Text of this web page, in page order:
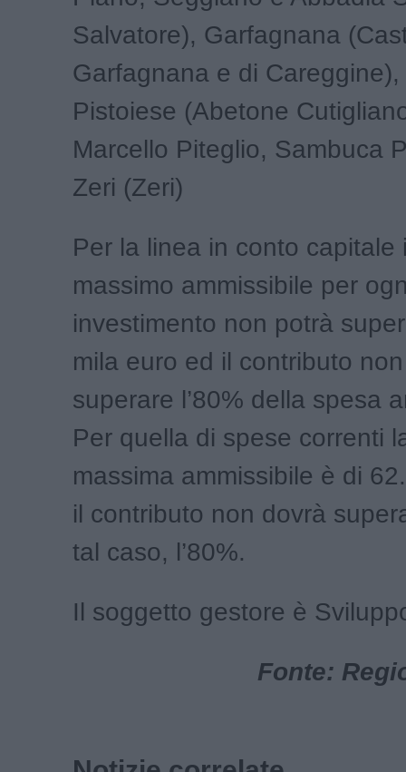
Salvatore), Garfagnana
Garfagnana e di
Pistoiese (Abetone
Marcello Piteglio, Sambuca
Zeri (Zeri)
Per la linea in conto capitale
massimo ammissibile per
investimento non potrà
mila euro ed il contributo
superare l’80% della spesa
Per quella di spese correnti
massima ammissibile è di
il contributo non dovrà
tal caso, l’80%.
Il soggetto gestore è
Fonte: